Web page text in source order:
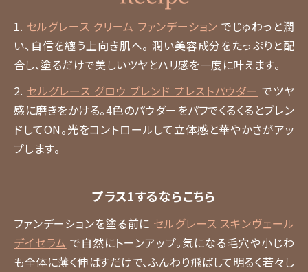
1. セルグレース クリーム ファンデーション でじゅわっと潤
い、自信を纏う上向き肌へ。 潤い美容成分をたっぷりと配
合し、塗るだけで美しいツヤとハリ感を一度に叶えます。
2. セルグレース グロウ ブレンド プレストパウダー でツヤ
感に磨きをかける。4色のパウダーをパフでくるくるとブレン
ドしてON。光をコントロールして立体感と華やかさがアッ
プします。
プラス1するならこちら
ファンデーションを塗る前に セルグレース スキンヴェール
デイセラム で自然にトーンアップ。気になる毛穴や小じわ
も全体に薄く伸ばすだけで、ふんわり飛ばして明るく若々し